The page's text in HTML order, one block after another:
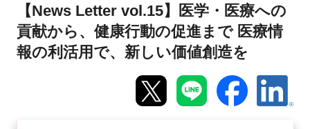
お問い合わせ
新規登録
【News Letter vol.15】医学・医療への
貢献から、健康行動の促進まで 医療情
報の利活用で、新しい価値創造を